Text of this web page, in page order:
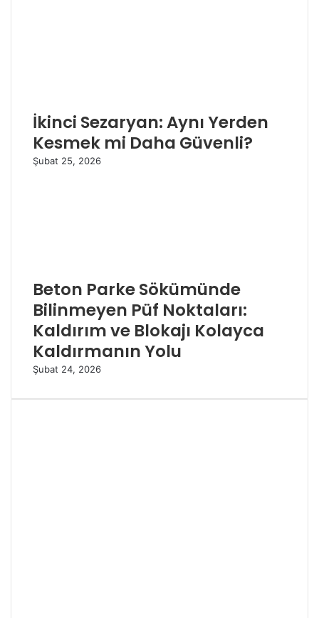
İkinci Sezaryan: Aynı Yerden
Kesmek mi Daha Güvenli?
Şubat 25, 2026
Beton Parke Sökümünde
Bilinmeyen Püf Noktaları:
Kaldırım ve Blokajı Kolayca
Kaldırmanın Yolu
Şubat 24, 2026